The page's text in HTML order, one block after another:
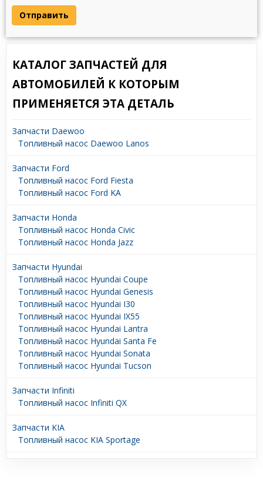
Отправить
КАТАЛОГ ЗАПЧАСТЕЙ ДЛЯ
АВТОМОБИЛЕЙ К КОТОРЫМ
ПРИМЕНЯЕТСЯ ЭТА ДЕТАЛЬ
Запчасти Daewoo
Топливный насос Daewoo Lanos
Запчасти Ford
Топливный насос Ford Fiesta
Топливный насос Ford KA
Запчасти Honda
Топливный насос Honda Civic
Топливный насос Honda Jazz
Запчасти Hyundai
Топливный насос Hyundai Coupe
Топливный насос Hyundai Genesis
Топливный насос Hyundai I30
Топливный насос Hyundai IX55
Топливный насос Hyundai Lantra
Топливный насос Hyundai Santa Fe
Топливный насос Hyundai Sonata
Топливный насос Hyundai Tucson
Запчасти Infiniti
Топливный насос Infiniti QX
Запчасти KIA
Топливный насос KIA Sportage